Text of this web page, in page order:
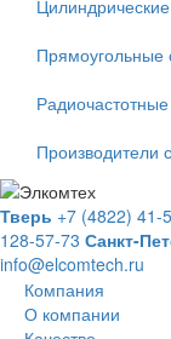
Прямоугольные
Производители
Тверь +7 (4822) 41-
128-57-73 Санкт-
info@elcomtech.ru
Компания
О компании